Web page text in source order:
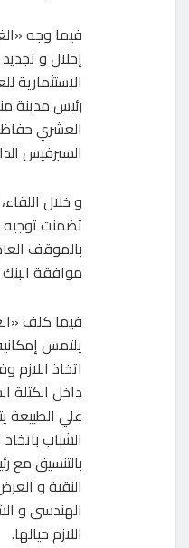
فيما وجه
إحلال و
الاستثمارية
رئيس مدينة
العشري
السيرفيس
و خلال
تضمنت توجيه
بالموقف
موافقة
يلتمس
اتخاذ
داخل الكتلة
علي الطبيعة
الشباب
بالتنسيق
النقبة و
الهندسى و
اللازم حيالها.